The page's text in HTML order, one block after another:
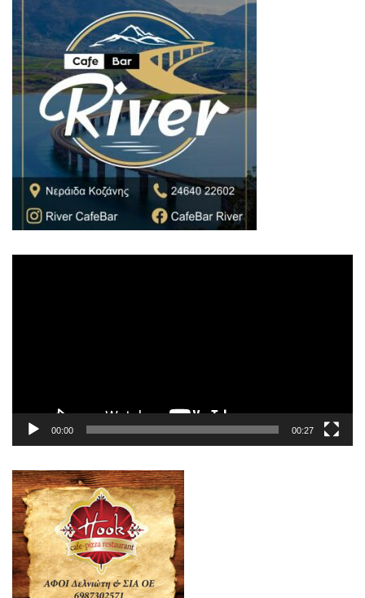
00:00 00:27